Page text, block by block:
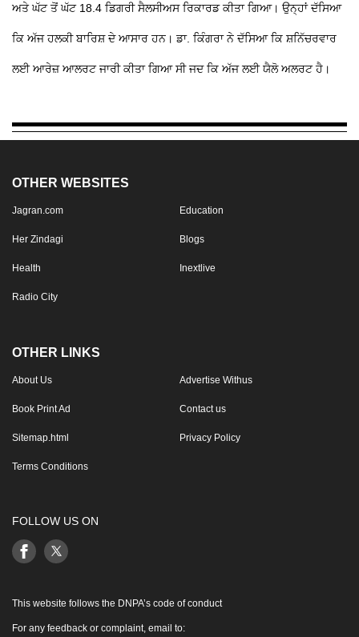
ਅਤੇ ਘੱਟ ਤੋਂ ਘੱਟ 18.4 ਡਿਗਰੀ ਸੈਲਸੀਅਸ ਰਿਕਾਰਡ ਕੀਤਾ ਗਿਆ। ਉਨ੍ਹਾਂ ਦੱਸਿਆ
ਕਿ ਅੱਜ ਹਲਕੀ ਬਾਰਿਸ਼ ਦੇ ਆਸਾਰ ਹਨ। ਡਾ. ਕਿੰਗਰਾ ਨੇ ਦੱਸਿਆ ਕਿ ਸ਼ਨਿੱਚਰਵਾਰ
ਲਈ ਆਰੇਜ਼ ਆਲਰਟ ਜਾਰੀ ਕੀਤਾ ਗਿਆ ਸੀ ਜਦ ਕਿ ਅੱਜ ਲਈ ਯੈਲੋ ਅਲਰਟ ਹੈ।
OTHER WEBSITES
Jagran.com Education
Her Zindagi Blogs
Health Inextlive
Radio City
OTHER LINKS
About Us Advertise Withus
Book Print Ad Contact us
Sitemap.html Privacy Policy
Terms Conditions
FOLLOW US ON
This website follows the DNPA’s code of conduct
For any feedback or complaint, email to: